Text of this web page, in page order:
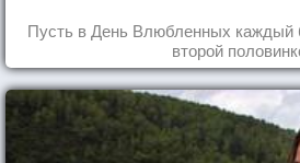
Пусть в День Влюбленных каждый
второй